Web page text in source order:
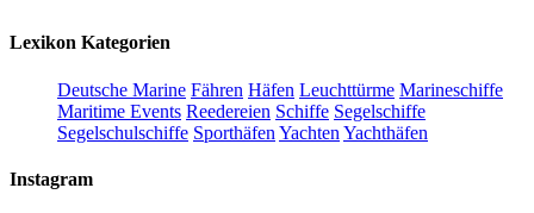
Lexikon Kategorien
Deutsche Marine Fähren Häfen Leuchttürme Marineschiffe
Maritime Events Reedereien Schiffe Segelschiffe
Segelschulschiffe Sporthäfen Yachten Yachthäfen
Instagram